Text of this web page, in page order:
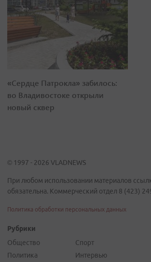
«Сердце Патрокла» забилось:
во Владивостоке открыли
новый сквер
© 1997 - 2026 VLADNEWS
При любом использовании материалов
обязательна. Коммерческий отдел 8 (423)
Политика обработки персональных данных
Рубрики
Общество
Политика
Спорт
Интервью